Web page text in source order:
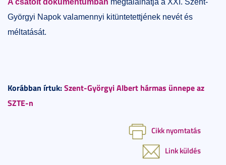
Györgyi Napok valamennyi kitüntetettjének nevét és
méltatását.
Korábban írtuk:Szent-Györgyi Albert hármas ünnepe az
SZTE-n
Cikk nyomtatás
Link küldés